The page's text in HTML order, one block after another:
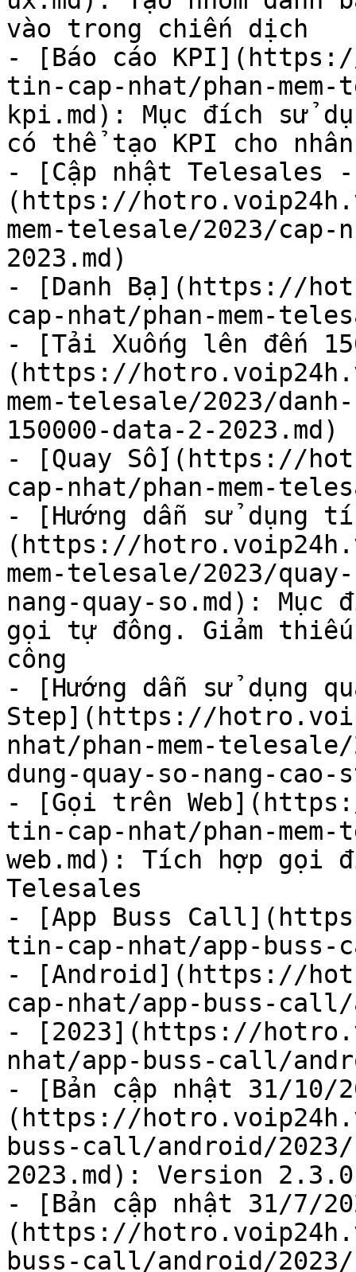
vào trong chiến dịch
- [Báo cáo
tin-cap-nhat/phan-
kpi.md): Mục đích sử
có thể tạo KPI cho
- [Cập nhật Telesales
(https://
mem-telesale/2023/
2023.md)
- [Danh Bạ](https://
cap-nhat/phan-mem-
- [Tải Xuống lên đến
(https://
mem-telesale/2023/
150000-data-2-2023.md)
- [Quay Số](https://
cap-nhat/phan-mem-
- [Hướng dẫn sử dụng
(https://
mem-telesale/2023/
nang-quay-so.md):
gọi tự đông. Giảm
công
- [Hướng dẫn sử dụng
Step](https://
nhat/phan-mem-
dung-quay-so-nang-
- [Gọi trên
tin-cap-nhat/phan-
web.md): Tích hợp gọi
Telesales
- [App Buss
tin-cap-nhat/app-buss-
- [Android](https://
cap-nhat/app-buss-call/
- [2023](https://
nhat/app-buss-call/
- [Bản cập nhật 31/10/
(https://
buss-call/android/
2023.md): Version 2.3.0
- [Bản cập nhật 31/7/
(https://
buss-call/android/2023/